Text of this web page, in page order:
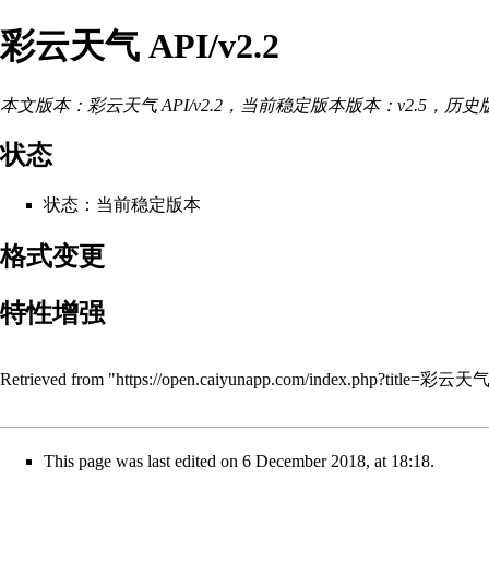
彩云天气 API/v2.2
本文版本： 彩云天气 API/v2.2 ，当前稳定版本版本： v2.5 ，历史
状态
状态：当前稳定版本
格式变更
特性增强
Retrieved from "https://open.caiyunapp.com/index.php?title=彩云天
This page was last edited on 6 December 2018, at 18:18.